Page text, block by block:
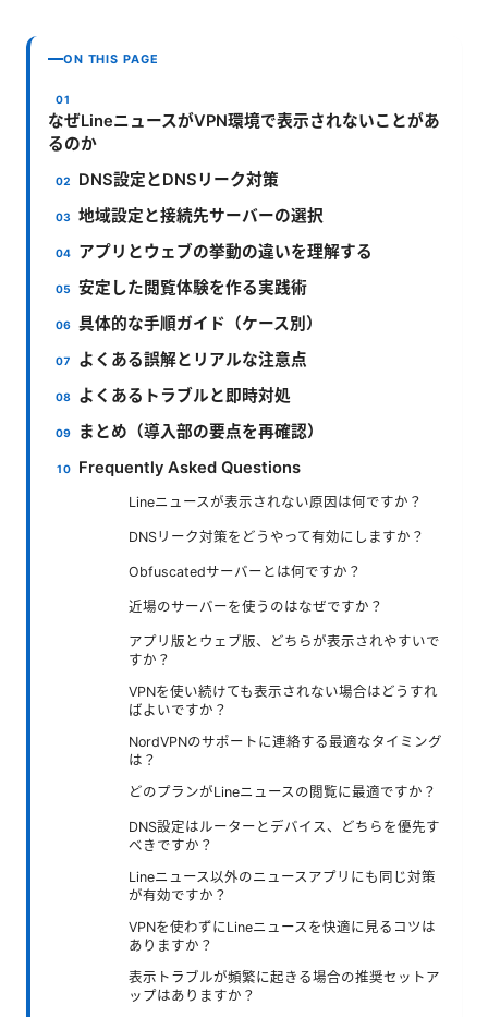
ON THIS PAGE
なぜLineニュースがVPN環境で表示されないことがあ
るのか
DNS設定とDNSリーク対策
地域設定と接続先サーバーの選択
アプリとウェブの挙動の違いを理解する
安定した閲覧体験を作る実践術
具体的な手順ガイド（ケース別）
よくある誤解とリアルな注意点
よくあるトラブルと即時対処
まとめ（導入部の要点を再確認）
Frequently Asked Questions
Lineニュースが表示されない原因は何ですか？
DNSリーク対策をどうやって有効にしますか？
Obfuscatedサーバーとは何ですか？
近場のサーバーを使うのはなぜですか？
アプリ版とウェブ版、どちらが表示されやすいで
すか？
VPNを使い続けても表示されない場合はどうすれ
ばよいですか？
NordVPNのサポートに連絡する最適なタイミング
は？
どのプランがLineニュースの閲覧に最適ですか？
DNS設定はルーターとデバイス、どちらを優先す
べきですか？
Lineニュース以外のニュースアプリにも同じ対策
が有効ですか？
VPNを使わずにLineニュースを快適に見るコツは
ありますか？
表示トラブルが頻繁に起きる場合の推奨セットア
ップはありますか？